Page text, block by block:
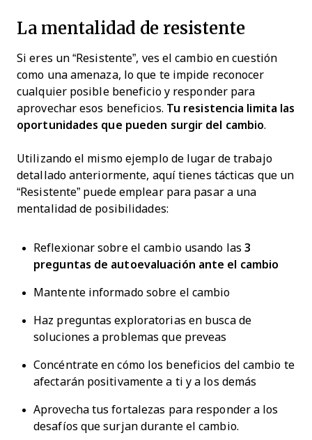
La mentalidad de resistente
Si eres un “Resistente”, ves el cambio en cuestión
como una amenaza, lo que te impide reconocer
cualquier posible beneficio y responder para
aprovechar esos beneficios. Tu resistencia limita las
oportunidades que pueden surgir del cambio.
Utilizando el mismo ejemplo de lugar de trabajo
detallado anteriormente, aquí tienes tácticas que un
“Resistente” puede emplear para pasar a una
mentalidad de posibilidades:
Reflexionar sobre el cambio usando las 3
preguntas de autoevaluación ante el cambio
Mantente informado sobre el cambio
Haz preguntas exploratorias en busca de
soluciones a problemas que preveas
Concéntrate en cómo los beneficios del cambio te
afectarán positivamente a ti y a los demás
Aprovecha tus fortalezas para responder a los
desafíos que surjan durante el cambio.